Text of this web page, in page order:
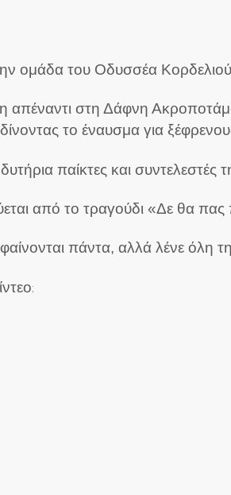
την ομάδα του Οδυσσέα
απέναντι στη Δάφνη
το έναυσμα για
παίκτες και συντελεστές
από το τραγούδι «Δε θα
πάντα, αλλά λένε
: